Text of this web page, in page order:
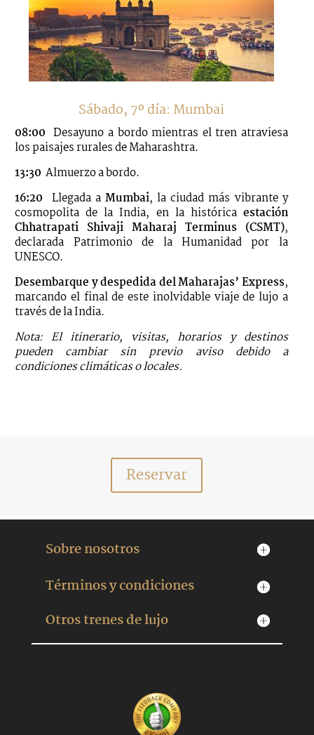
Sábado, 7º día: Mumbai
08:00 Desayuno a bordo mientras el tren atraviesa
los paisajes rurales de Maharashtra.
13:30 Almuerzo a bordo.
16:20 Llegada a Mumbai, la ciudad más vibrante y
cosmopolita de la India, en la histórica estación
Chhatrapati Shivaji Maharaj Terminus (CSMT),
declarada Patrimonio de la Humanidad por la
UNESCO.
Desembarque y despedida del Maharajas’ Express,
marcando el final de este inolvidable viaje de lujo a
través de la India.
Nota: El itinerario, visitas, horarios y destinos
pueden cambiar sin previo aviso debido a
condiciones climáticas o locales.
Reservar
Sobre nosotros
Términos y condiciones
Otros trenes de lujo